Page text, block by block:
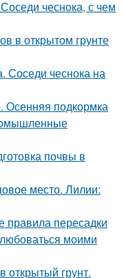
чеснока, с чем
в открытом грунте
Соседи чеснока на
Осенняя подкормка
почвы в
место. Лилии:
правила пересадки
моими
открытый грунт.